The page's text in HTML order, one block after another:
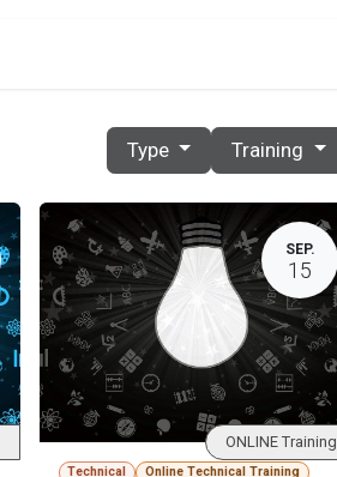
Type Training
SEP.
15
Technical Online Technical Training
ONLINE Training